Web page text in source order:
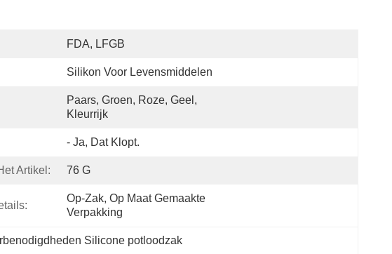
FDA, LFGB
Silikon Voor Levensmiddelen
Paars, Groen, Roze, Geel,
Kleurrijk
- Ja, Dat Klopt.
Artikel: 76 G
Op-Zak, Op Maat Gemaakte
Verpakking
Silicone potloodzak